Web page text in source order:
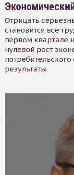
Отрицать
становится все
первом квартале
нулевой рост
результаты